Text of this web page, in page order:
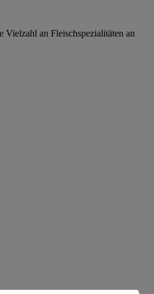
Vielzahl an Fleischspezialitäten an